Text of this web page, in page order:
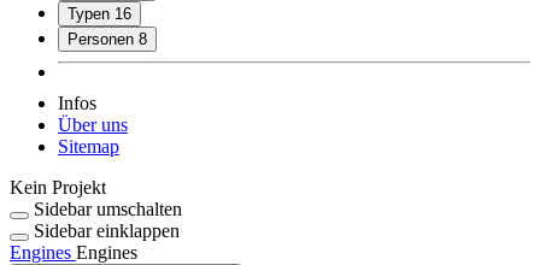
Typen 16
Personen 8
Infos
Über uns
Sitemap
Kein Projekt
Sidebar umschalten
Sidebar einklappen
Engines Engines